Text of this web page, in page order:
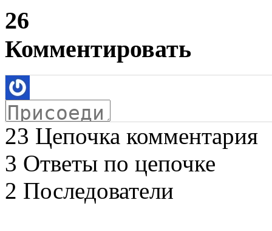
26
Комментировать
23 Цепочка комментария
3 Ответы по цепочке
2 Последователи